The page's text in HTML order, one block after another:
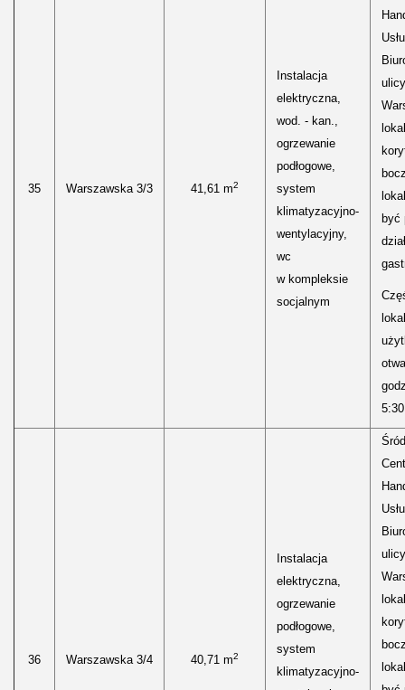
35 Warszawska 3/3 41,61 m2
Instalacja
elektryczna,
wod. - kan.,
ogrzewanie
podłogowe,
system
klimatyzacyjno-
wentylacyjny,
wc
w kompleksie
socjalnym
ulicy
być
36 Warszawska 3/4 40,71 m2
Instalacja
elektryczna,
ogrzewanie
podłogowe,
system
klimatyzacyjno-
ulicy